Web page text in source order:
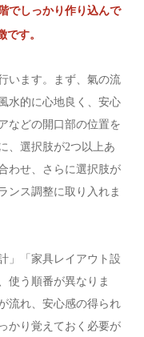
でしっかり作り込んで
です。
います。まず、氣の流
水的に心地良く、安心
などの開口部の位置を
、選択肢が2つ以上あ
わせ、さらに選択肢が
ンス調整に取り入れま
」「家具レイアウト設
使う順番が異なりま
流れ、安心感の得られ
かり覚えておく必要が